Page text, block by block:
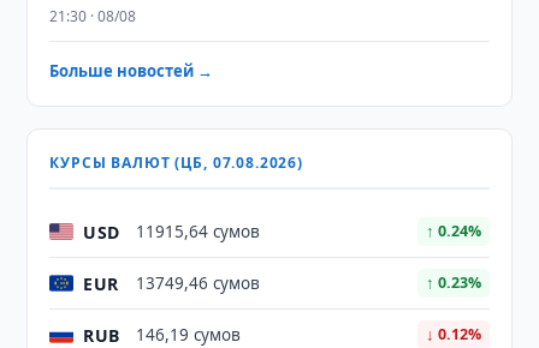
21:30 · 08/08
Больше новостей →
КУРСЫ ВАЛЮТ (ЦБ, 07.08.2026)
USD 11915,64 сумов ↑ 0.24%
EUR 13749,46 сумов ↑ 0.23%
RUB 146,19 сумов ↓ 0.12%